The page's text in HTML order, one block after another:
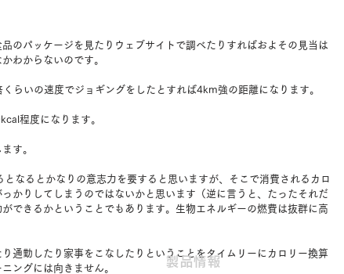
のパッケージを見たりウェブサイトで調べたりすればおよその見当は
わからないのです。
らいの速度でジョギングをしたとすれば4km強の距離になります。
程度になります。
す。
なるとかなりの意志力を要すると思いますが、そこで消費されるカロ
かりしてしまうのではないかと思います（逆に言うと、たったそれだ
できるかということでもあります。生物エネルギーの燃費は抜群に高
通勤したり家事をこなしたりということをタイムリーにカロリー換算
ングには向きません。
製品情報